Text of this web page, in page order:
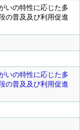
いの特性に応じた多
の普及及び利用促進
いの特性に応じた多
の普及及び利用促進